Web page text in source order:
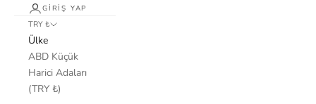
GIRIŞ YAP
TRY ₺
Ülke
ABD Küçük
Harici Adaları
(TRY ₺)